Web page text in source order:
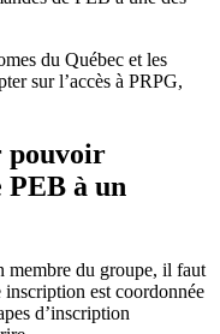
du Québec et les
sur l’accès à PRPG,
pouvoir
PEB à un
membre du groupe, il faut
est coordonnée
d’inscription